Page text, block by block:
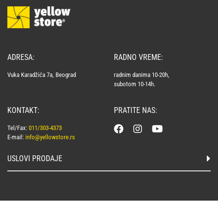
ADRESA:
Vuka Karadžića 7a, Beograd
KONTAKT:
Tel/Fax: 011/303-4373
E-mail: info@yellowstore.rs
RADNO VREME:
radnim danima 10-20h,
subotom 10-14h.
PRATITE NAS:
USLOVI PRODAJE